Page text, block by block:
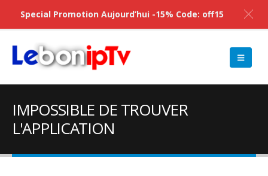
IMPOSSIBLE DE TROUVER
L'APPLICATION
Special Promotion Aujourd’hui -15% Code: off15